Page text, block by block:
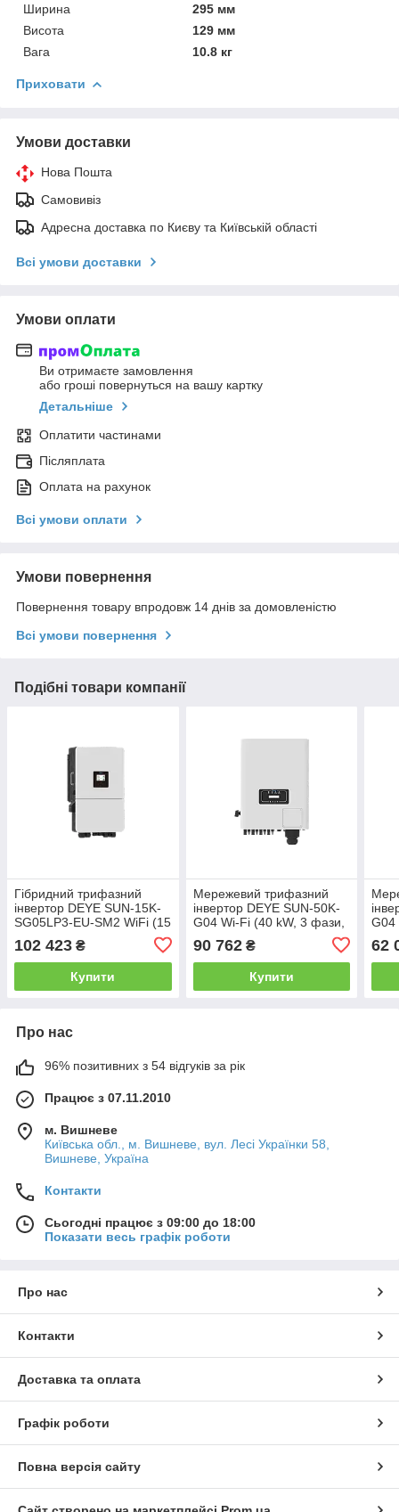
Ширина
295 мм
Висота
129 мм
Вага
10.8 кг
Приховати
Умови доставки
Нова Пошта
Самовивіз
Адресна доставка по Києву та Київській області
Всі умови доставки
Умови оплати
Ви отримаєте замовлення
або гроші повернуться на вашу картку
Детальніше
Оплатити частинами
Післяплата
Оплата на рахунок
Всі умови оплати
Умови повернення
Повернення товару впродовж 14 днів за домовленістю
Всі умови повернення
Подібні товари компанії
Гібридний трифазний
інвертор DEYE SUN-15K-
SG05LP3-EU-SM2 WiFi (15
kW, 3 фази, 2 MPPT, LV)
102 423 ₴
Купити
Мережевий трифазний
інвертор DEYE SUN-50K-
G04 Wi-Fi (40 kW, 3 фази,
90 762₴
Купити
G04
62
Про нас
96% позитивних з 54 відгуків за рік
Працює з 07.11.2010
м. Вишневе
Київська обл., м. Вишневе, вул. Лесі Українки 58,
Вишневе, Україна
Контакти
Сьогодні працює з 09:00 до 18:00
Показати весь графік роботи
Про нас
Контакти
Доставка та оплата
Графік роботи
Повна версія сайту